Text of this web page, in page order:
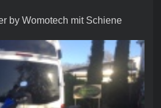
by Womotech mit Schiene